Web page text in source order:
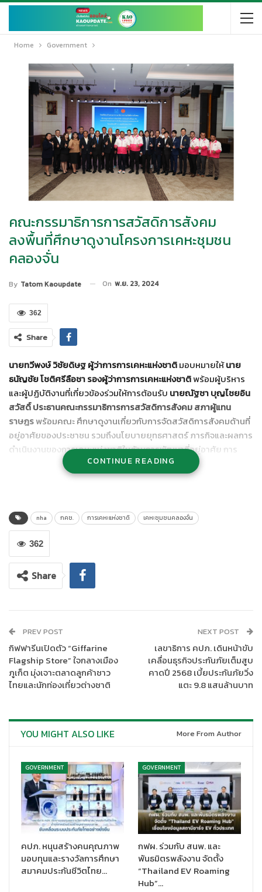
Home Government
คณะกรรมาธิการการสวัสดิการสังคม
ลงพื้นที่ศึกษาดูงานโครงการเคหะชุมชน
คลองจั่น
By Tatom Kaoupdate On พ.ย. 23, 2024
362
Share
นายทวีพงษ์ วิชัยดิษฐ ผู้ว่าการการเคหะแห่งชาติมอบหมายให้นาย
ธนัญชัย โชติศรีลือชา รองผู้ว่าการการเคหะแห่งชาติพร้อมผู้บริหาร
และผู้ปฏิบัติงานที่เกี่ยวข้องร่วมให้การต้อนรับ นายณัฐชา บุญไชยอิน
สวัสดิ์ ประธานคณะกรรมาธิการการสวัสดิการสังคม สภาผู้แทน
ราษฎรพร้อมคณะ ศึกษาดูงานเกี่ยวกับการจัดสวัสดิการสังคมด้านที่
อยู่อาศัยของประชาชน รวมถึงนโยบายยุทธศาสตร์ ภารกิจและผลการ
ดำเนินงานของการเคหะแห่งชาติในด้านการพัฒนาที่อยู่อาศัย การ
บริหารจัดการชุมชน การฟื้นฟูและพัฒนาเมือง โดยคณะกรรมาธิการฯ
ได้รับฟังปัญหาด้านสวัสดิการที่อยู่อาศัยของประชาชนในชุมชนของ
ต่อจากนั้นคณะกรรมาธิการฯ ได้ลงพื้นที่โครงการเคหะชุมชนคลองจั่น
บริเวณอาคารแฟลต 21 เพื่อศึกษาดูงานเกี่ยวกับการจัดสวัสดิการ
สังคมด้านที่อยู่อาศัยของประชาชนในพื้นที่ พร้อมกันนี้ได้มีการพูดคุย
กับกลุ่มสมาพันธ์เคหะชุมชนคลองจั่นซึ่งเป็นตัวแทนผู้อยู่อาศัยในชุมชน
ถึงการอยู่อาศัยการจัดระเบียบในชุมชน รวมไปถึงการจัดระเบียบพื้นที่
กลุ่มสมาพันธ์เคหะชุมชนคลองจั่นนำไปใช้เป็นแนวทางในการพัฒนา
โครงการและจัดสวัสดิการด้านที่อยู่อาศัยของประชาชนในพื้นที่ต่อไป
CONTINUE READING
nha กคช. การเคหะแห่งชาติ เคหะชุมชนคลองจั่น
362
Share
PREV POST
กิฟฟารีนเปิดตัว “Giffarine
Flagship Store” ใจกลางเมือง
ภูเก็ต มุ่งเจาะตลาดลูกค้าชาว
ไทยและนักท่องเที่ยวต่างชาติ
NEXT POST
เลขาธิการ คปภ. เดินหน้าขับ
เคลื่อนธุรกิจประกันภัยเต็มสูบ
คาดปี 2568 เบี้ยประกันภัยวิ่ง
แตะ 9.8 แสนล้านบาท
YOU MIGHT ALSO LIKE More From Author
GOVERNMENT
คปภ. หนุนสร้างคนคุณภาพ
มอบทุนและรางวัลการศึกษา
สมาคมประกันชีวิตไทย…
GOVERNMENT
กฟผ. ร่วมกับ สนพ. และ
พันธมิตรพลังงาน จัดตั้ง
“Thailand EV Roaming
Hub”…